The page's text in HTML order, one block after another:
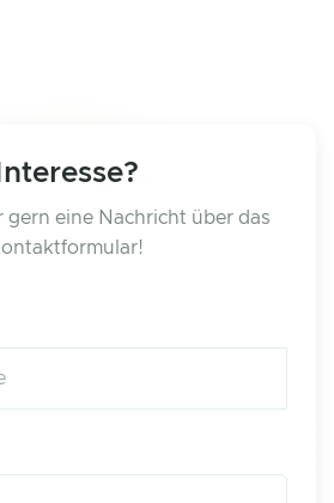
Interesse?
gern eine Nachricht über das